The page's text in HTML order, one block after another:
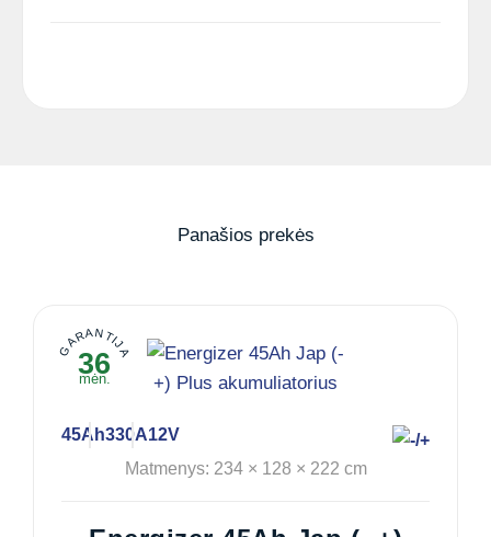
Panašios prekės
GARANTIJA
36
mėn.
45Ah330A12V
Matmenys: 234 × 128 × 222 cm